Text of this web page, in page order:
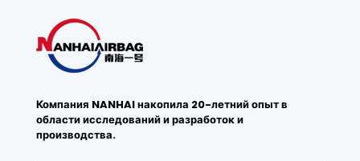
Компания NANHAI накопила 20-летний опыт в
области исследований и разработок и
производства.